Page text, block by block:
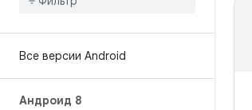
Все версии Android
Андроид 8